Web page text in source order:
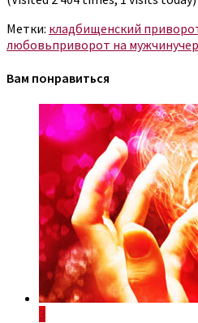
Метки: кладбищенский
любовьприворот на мужчину
Вам понравиться
3